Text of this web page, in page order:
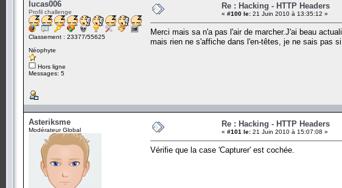
lucas006
Profil challenge
Classement : 23377/55625
Néophyte
Hors ligne
Messages: 5
Re : Hacking - HTTP Headers
« #100 le: 21 Juin 2010 à 13:35:12 »
Merci mais sa n'a pas l'air de marcher.J'ai beau
mais rien ne s'affiche dans l'en-têtes, je ne sais pas
Asteriksme
Modérateur Global
Re : Hacking - HTTP Headers
« #101 le: 21 Juin 2010 à 15:07:08 »
Vérifie que la case 'Capturer' est cochée.